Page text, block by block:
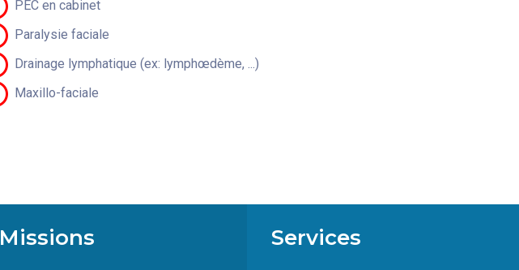
PEC en cabinet
Paralysie faciale
Drainage lymphatique (ex: lymphœdème, ...)
Maxillo-faciale
Missions Services